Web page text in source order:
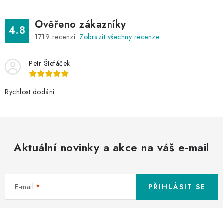
4.8 Ověřeno zákazníky
1719 recenzí. Zobrazit všechny recenze
Petr Štefáček
Rychlost dodání
Aktuální novinky a akce na váš e-mail
E-mail PŘIHLÁSIT SE